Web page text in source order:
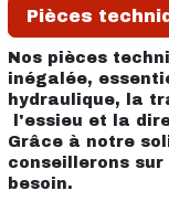
Pièces
Nos pièces
inégalée,
hydraulique, la
l'essieu et la
Grâce à notre
conseillerons
besoin.